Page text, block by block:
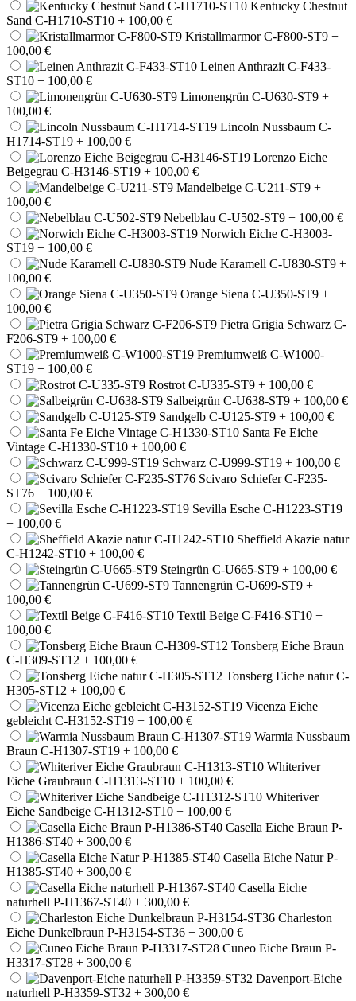
Kentucky Chestnut
Sand C-H1710-ST10 + 100,00 €
Kristallmarmor C-F800-ST9 +
100,00 €
Leinen Anthrazit C-F433-
ST10 + 100,00 €
Limonengrün C-U630-ST9 +
100,00 €
Lincoln Nussbaum C-
H1714-ST19 + 100,00 €
Lorenzo Eiche
Beigegrau C-H3146-ST19 + 100,00 €
Mandelbeige C-U211-ST9 +
100,00 €
Nebelblau C-U502-ST9 + 100,00 €
Norwich Eiche C-H3003-
ST19 + 100,00 €
Nude Karamell C-U830-ST9 +
100,00 €
Orange Siena C-U350-ST9 +
100,00 €
Pietra Grigia Schwarz C-
F206-ST9 + 100,00 €
Premiumweiß C-W1000-
ST19 + 100,00 €
Rostrot C-U335-ST9 + 100,00 €
Salbeigrün C-U638-ST9 + 100,00 €
Sandgelb C-U125-ST9 + 100,00 €
Santa Fe Eiche
Vintage C-H1330-ST10 + 100,00 €
Schwarz C-U999-ST19 + 100,00 €
Scivaro Schiefer C-F235-
ST76 + 100,00 €
Sevilla Esche C-H1223-ST19
+ 100,00 €
Sheffield Akazie natur
C-H1242-ST10 + 100,00 €
Steingrün C-U665-ST9 + 100,00 €
Tannengrün C-U699-ST9 +
100,00 €
Textil Beige C-F416-ST10 +
100,00 €
Tonsberg Eiche Braun
C-H309-ST12 + 100,00 €
Tonsberg Eiche natur C-
H305-ST12 + 100,00 €
Vicenza Eiche
gebleicht C-H3152-ST19 + 100,00 €
Warmia Nussbaum
Braun C-H1307-ST19 + 100,00 €
Whiteriver
Eiche Graubraun C-H1313-ST10 + 100,00 €
Whiteriver
Eiche Sandbeige C-H1312-ST10 + 100,00 €
Casella Eiche Braun P-
H1386-ST40 + 300,00 €
Casella Eiche Natur P-
H1385-ST40 + 300,00 €
Casella Eiche
naturhell P-H1367-ST40 + 300,00 €
Charleston
Eiche Dunkelbraun P-H3154-ST36 + 300,00 €
Cuneo Eiche Braun P-
H3317-ST28 + 300,00 €
Davenport-Eiche
naturhell P-H3359-ST32 + 300,00 €